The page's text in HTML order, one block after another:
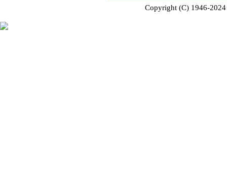
Copyright (C) 1946-